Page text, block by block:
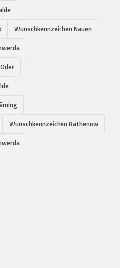
Wunschkennzeichen Nauen
Wunschkennzeichen Rathenow